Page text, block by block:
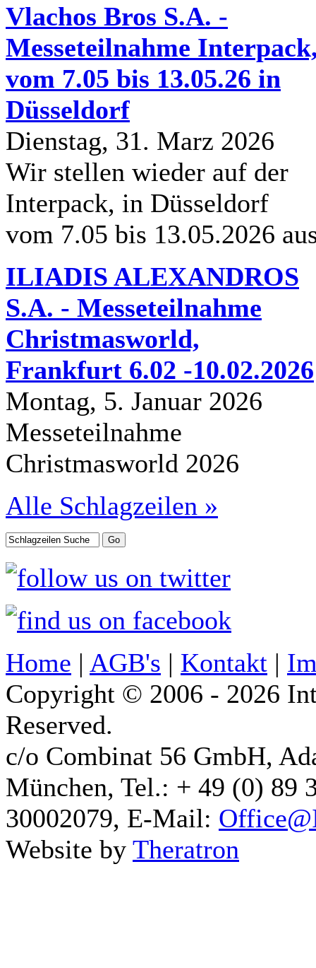
Vlachos Bros S.A. -
Messeteilnahme
vom 7.05 bis 13.05.26 in
Düsseldorf
Dienstag, 31. Marz 2026
Wir stellen wieder auf der
Interpack, in Düsseldorf
vom 7.05 bis 13.05.2026
ILIADIS ALEXANDROS
S.A. - Messeteilnahme
Christmasworld,
Frankfurt 6.02 -10.02.2026
Montag, 5. Januar 2026
Messeteilnahme
Christmasworld 2026
Alle Schlagzeilen »
Home | AGB's | Kontakt |
Copyright © 2006 - 2026
Reserved.
c/o Combinat 56 GmbH,
München, Tel.: + 49 (0) 89
30002079, E-Mail:
Website by Theratron